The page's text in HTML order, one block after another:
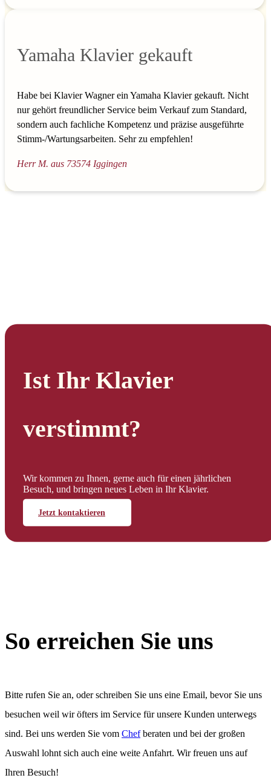
Yamaha Klavier gekauft
Habe bei Klavier Wagner ein Yamaha Klavier gekauft. Nicht
nur gehört freundlicher Service beim Verkauf zum Standard,
sondern auch fachliche Kompetenz und präzise ausgeführte
Stimm-/Wartungsarbeiten. Sehr zu empfehlen!
Herr M. aus 73574 Iggingen
Ist Ihr Klavier
verstimmt?
Wir kommen zu Ihnen, gerne auch für einen jährlichen
Besuch, und bringen neues Leben in Ihr Klavier.
Jetzt kontaktieren
So erreichen Sie uns
Bitte rufen Sie an, oder schreiben Sie uns eine Email, bevor Sie uns
besuchen weil wir öfters im Service für unsere Kunden unterwegs
sind. Bei uns werden Sie vom Chefberaten und bei der großen
Auswahl lohnt sich auch eine weite Anfahrt. Wir freuen uns auf
Ihren Besuch!